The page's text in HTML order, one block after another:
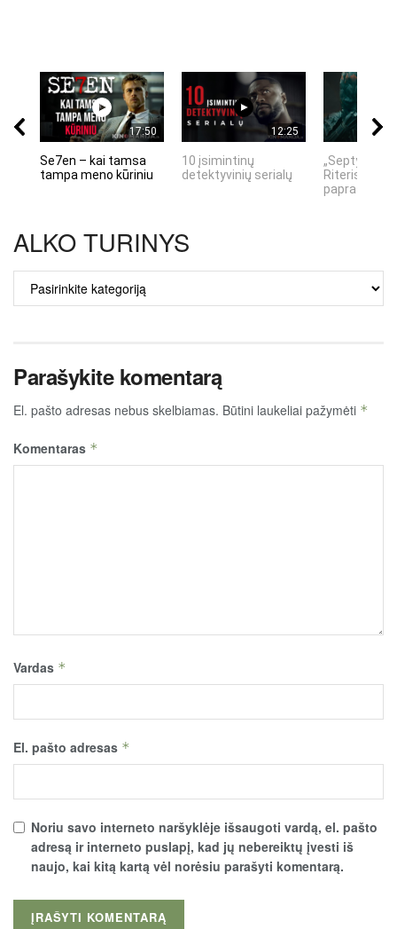
17:50
Se7en – kai tamsa
tampa meno kūriniu
12:25
10 įsimintinų
detektyvinių serialų
„Septynių
Riteris" – kai
ALKO TURINYS
ALKO
TURINYS
Parašykite komentarą
El. pašto adresas nebus skelbiamas. Būtini laukeliai pažymėti *
Komentaras *
Vardas *
El. pašto adresas *
Noriu savo interneto naršyklėje išsaugoti vardą, el. pašto
adresą ir interneto puslapį, kad jų nebereiktų įvesti iš
naujo, kai kitą kartą vėl norėsiu parašyti komentarą.